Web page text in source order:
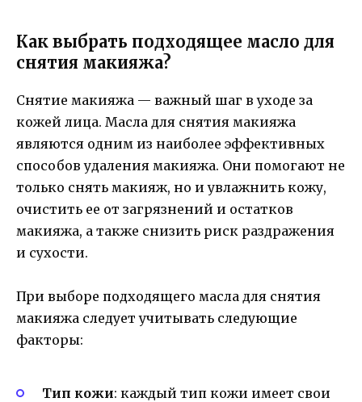
Как выбрать подходящее масло для
снятия макияжа?
Снятие макияжа — важный шаг в уходе за
кожей лица. Масла для снятия макияжа
являются одним из наиболее эффективных
способов удаления макияжа. Они помогают не
только снять макияж, но и увлажнить кожу,
очистить ее от загрязнений и остатков
макияжа, а также снизить риск раздражения
и сухости.
При выборе подходящего масла для снятия
макияжа следует учитывать следующие
факторы:
Тип кожи: каждый тип кожи имеет свои